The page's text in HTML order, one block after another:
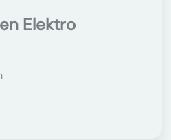
Elektro